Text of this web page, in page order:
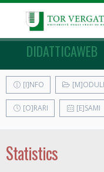
DIDATTICAWEB
[I]NFO [M]ODULI
[O]RARI [E]SAMI
Statistics